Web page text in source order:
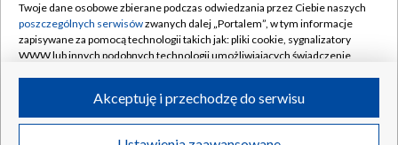
Rada Programowa
System NOS
Informacje o nadawcy
Program dla prasy
Kontakt
Kanały
©2026 Telewizja Polska S.A. w likwidacji
Twoje dane osobowe zbierane podczas odwiedzania przez Ciebie naszych
poszczególnych serwisówzwanych dalej „Portalem”, w tym informacje
zapisywane za pomocą technologii takich jak: pliki cookie, sygnalizatory
WWW lub innych podobnych technologii umożliwiających świadczenie
ruchu w Internecie.
Twoje dane osobowe zbierane podczas odwiedzania przez Ciebie
Akceptuję i przechodzę do serwisu